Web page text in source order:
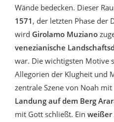
Wände bedecken. Dieser
1571 , der letzten Phase der
wird Girolamo Muziano
venezianische
war. Die wichtigsten Motive
Allegorien der Klugheit und
zentrale Szene von Noah
Landung auf dem Berg
mit Gott schließt. Ein weißer